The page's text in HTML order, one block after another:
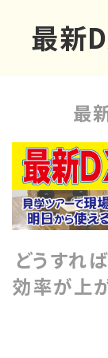
最新
最
どうすれ
効率が上